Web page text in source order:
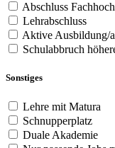
Abschluss
Lehrabschluss
Aktive Ausbildung/
Schulabbruch
Sonstiges
Lehre mit Matura
Schnupperplatz
Duale Akademie